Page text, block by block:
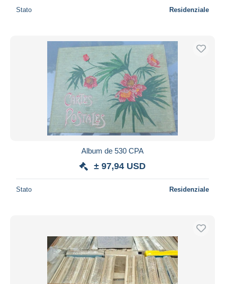
Stato Residenziale
Album de 530 CPA
± 97,94 USD
Stato Residenziale